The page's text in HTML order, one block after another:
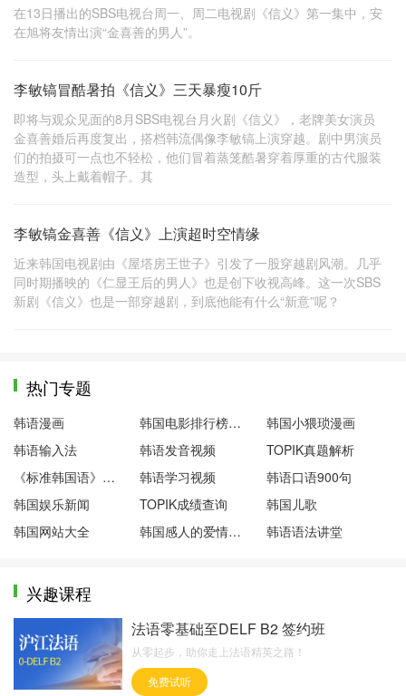
在13日播出的SBS电视台周一、周二电视剧《信义》第一集中，安
在旭将友情出演“金喜善的男人”。
李敏镐冒酷暑拍《信义》三天暴瘦10斤
即将与观众见面的8月SBS电视台月火剧《信义》，老牌美女演员
金喜善婚后再度复出，搭档韩流偶像李敏镐上演穿越。剧中男演员
们的拍摄可一点也不轻松，他们冒着蒸笼酷暑穿着厚重的古代服装
造型，头上戴着帽子。其
李敏镐金喜善《信义》上演超时空情缘
近来韩国电视剧由《屋塔房王世子》引发了一股穿越剧风潮。几乎
同时期播映的《仁显王后的男人》也是创下收视高峰。这一次SBS
新剧《信义》也是一部穿越剧，到底他能有什么“新意”呢？
热门专题
韩语漫画 韩国电影排行榜前十名
韩国小猥琐漫画
韩语输入法
韩语发音视频
TOPIK真题解析
《标准韩国语》第一册
韩语学习视频
韩语口语900句
韩国娱乐新闻
TOPIK成绩查询
韩国儿歌
韩国网站大全
韩国感人的爱情电影 韩语语法讲堂
兴趣课程
法语零基础至DELF B2 签约班
从零起步，助你走上法语精英之路！
免费试听